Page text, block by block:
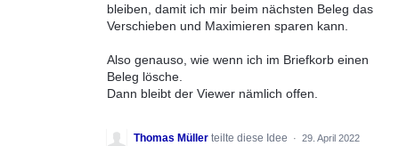
bleiben, damit ich mir beim nächsten Beleg das
Verschieben und Maximieren sparen kann.
Also genauso, wie wenn ich im Briefkorb einen
Beleg lösche.
Dann bleibt der Viewer nämlich offen.
Thomas Müller teilte diese Idee · 29. April 2022